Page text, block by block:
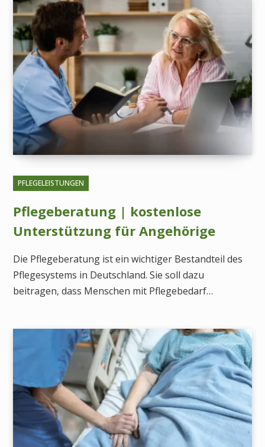
PFLEGELEISTUNGEN
Pflegeberatung | kostenlose
Unterstützung für Angehörige
Die Pflegeberatung ist ein wichtiger Bestandteil des
Pflegesystems in Deutschland. Sie soll dazu
beitragen, dass Menschen mit Pflegebedarf…